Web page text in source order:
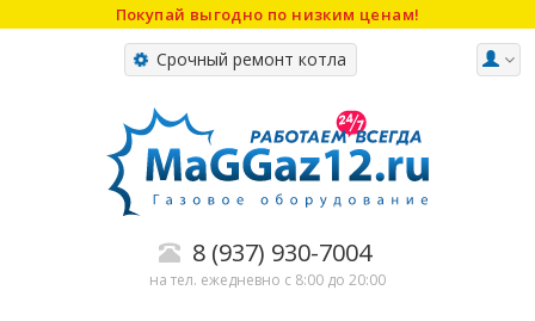
Покупай выгодно по низким ценам!
Срочный ремонт котла
8 (937) 930-7004
на тел. ежедневно с 8:00 до 20:00